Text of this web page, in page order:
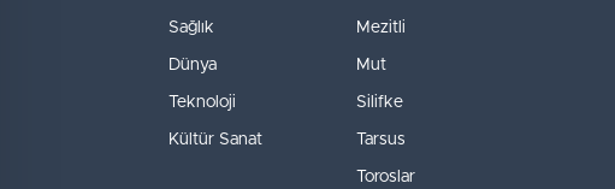
Sağlık
Dünya
Teknoloji
Kültür Sanat
Mezitli
Mut
Silifke
Tarsus
Toroslar